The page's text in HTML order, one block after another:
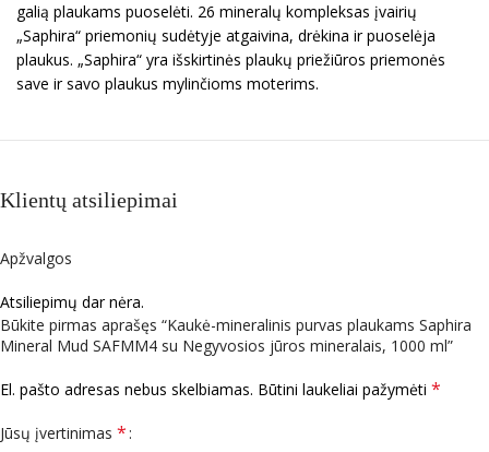
galią plaukams puoselėti. 26 mineralų kompleksas įvairių
„Saphira“ priemonių sudėtyje atgaivina, drėkina ir puoselėja
plaukus. „Saphira“ yra išskirtinės plaukų priežiūros priemonės
save ir savo plaukus mylinčioms moterims.
Klientų atsiliepimai
Apžvalgos
Atsiliepimų dar nėra.
Būkite pirmas aprašęs “Kaukė-mineralinis purvas plaukams Saphira
Mineral Mud SAFMM4 su Negyvosios jūros mineralais, 1000 ml”
El. pašto adresas nebus skelbiamas. Būtini laukeliai pažymėti *
Jūsų įvertinimas *